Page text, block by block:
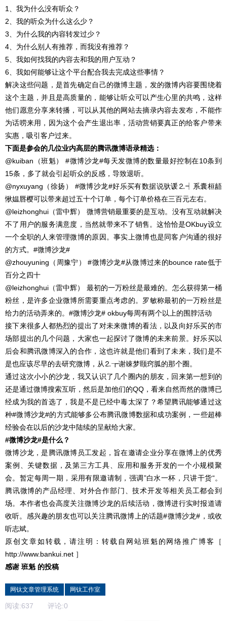
1、我为什么没有听众？
2、我的听众为什么这么少？
3、为什么我的内容转发过少？
4、为什么别人有推荐，而我没有推荐？
5、我如何找我的内容去和我的用户互动？
6、我如何能够让这个平台配合我去完成这些事情？
解决这些问题，是首先确定自己的微博主题，发的微博内容要围绕着
这个主题，并且是高质量的，能够让听众可以产生心里的共鸣，这样
他们愿意分享来转播，可以从其他的网站去摘录内容去发布，不能作
为话唠来用，因为这个会产生退出率，活动营销要真正的给客户带来
实惠，吸引客户过来。
下面是参会的几位业内高层的腾讯微博语录精选：
@kuiban（班魁） #微博沙龙#每天发微博的数量最好控制在10条到
15条，多了就会引起听众的反感，导致退听。
@nyxuyang（徐扬） #微博沙龙#好乐买有数据说驮谖⒉┥系囊桓龉
愀媪唇樱可以带来超过五十个订单，每个订单价格在三百元左右。
@leizhonghui（雷中辉） 微博营销最重要的是互动。没有互动就解决
不了用户的服务满意度，当然就带来不了销售。这恰恰是OKbuy设立
一个全职的人来管理微博的原因。事实上微博也是同客户沟通的很好
的方式。#微博沙龙#
@zhouyuning（周豫宁） #微博沙龙#从微博过来的bounce rate低于
百分之四十
@leizhonghui（雷中辉） 最初的一万粉丝是最难的。怎么获得第一桶
粉丝，是许多企业微博所需要重点考虑的。罗敏称最初的一万粉丝是
给力的活动弄来的。#微博沙龙# okbuy每周有两个以上的围脖活动
接下来很多人都热烈的提出了对未来微博的看法，以及向好乐买的市
场部提出的几个问题，大家也一起探讨了微博的未来前景。好乐买以
后会和腾讯微博深入的合作，这也许就是他们看到了未来，我们是不
是也应该尽早的去研究微博，从⒉┲谢竦梦颐窍胍的那个圈。
通过这次小小的沙龙，我又认识了几个圈内的朋友，回来第一想到的
还是通过微博搜索互听，然后是加他们的QQ，看来自然而然的微博已
经成为我的首选了，我是不是已经中毒太深了？希望腾讯能够通过这
种#微博沙龙#的方式能够多公布腾讯微博数据和成功案例，一些超棒
经验会在以后的沙龙中陆续的呈献给大家。
#微博沙龙#是什么？
微博沙龙，是腾讯微博员工发起，旨在邀请企业分享在微博上的优秀
案例、关键数据，及第三方工具、应用和服务开发的一个小规模聚
会。暂定每周一期，采用有限邀请制，强调”白水一杯，只讲干货“。
腾讯微博的产品经理、对外合作部门、技术开发等相关员工都会到
场。本作者也会高度关注微博沙龙的后续活动，微博进行实时报道请
收听。感兴趣的朋友也可以关注腾讯微博上的话题#微博沙龙#，或收
听志斌。
原创文章如转载，请注明：转载自网站班魁的网络推广博客［
http://www.bankui.net ］
感谢 班魁 的投稿
网钛文章管理系统 网钛工作室
阅读:637 评论:0